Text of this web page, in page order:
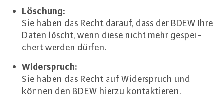
Löschung:
Sie haben das Recht darauf, dass der BDEW Ihre
Daten löscht, wenn diese nicht mehr ge­spei­
chert werden dürfen.
Wi­der­spruch:
Sie haben das Recht auf Wi­der­spruch und
können den BDEW hierzu kon­tak­tie­ren.